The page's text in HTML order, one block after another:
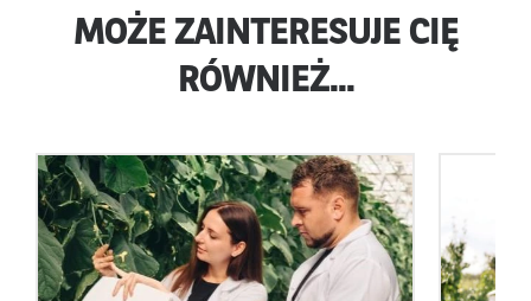
MOŻE ZAINTERESUJE CIĘ
RÓWNIEŻ...